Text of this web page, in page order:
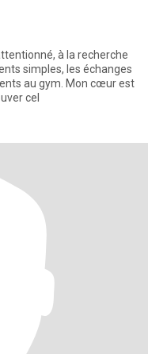
à la recherche
simples, les échanges
au gym. Mon cœur est
cel